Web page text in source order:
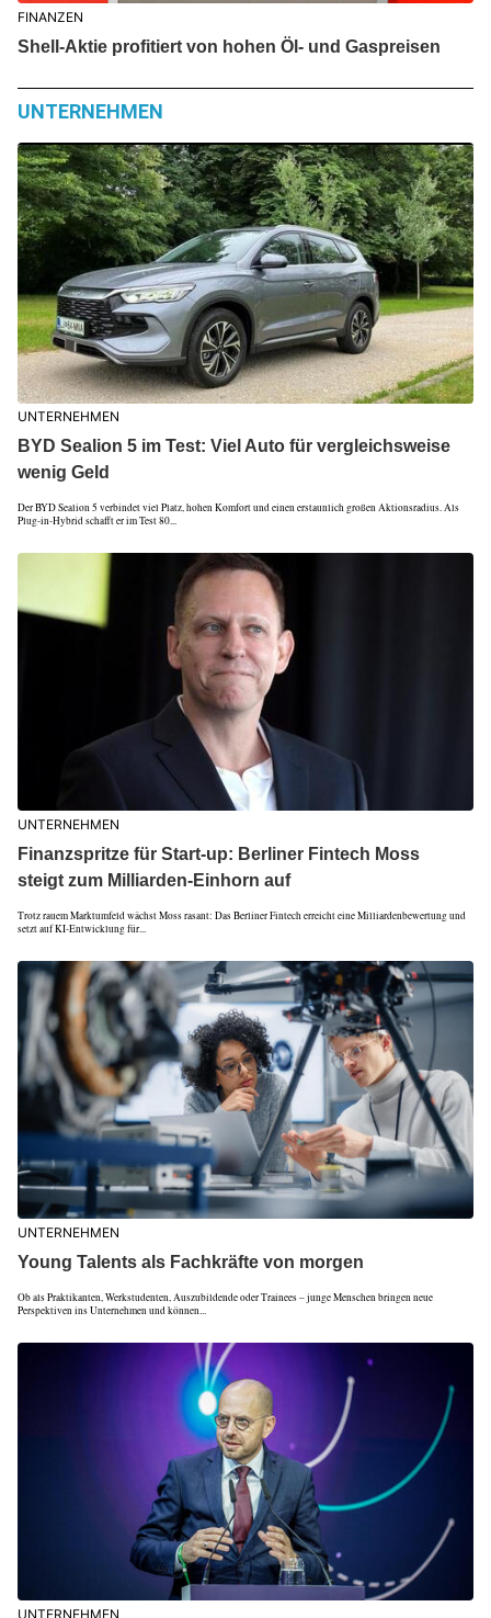
FINANZEN
Shell-Aktie profitiert von hohen Öl- und Gaspreisen
UNTERNEHMEN
UNTERNEHMEN
BYD Sealion 5 im Test: Viel Auto für vergleichsweise
wenig Geld
Der BYD Sealion 5 verbindet viel Platz, hohen Komfort und einen erstaunlich großen Aktionsradius. Als
Plug-in-Hybrid schafft er im Test 80...
UNTERNEHMEN
Finanzspritze für Start-up: Berliner Fintech Moss
steigt zum Milliarden-Einhorn auf
Trotz rauem Marktumfeld wächst Moss rasant: Das Berliner Fintech erreicht eine Milliardenbewertung und
setzt auf KI-Entwicklung für...
UNTERNEHMEN
Young Talents als Fachkräfte von morgen
Ob als Praktikanten, Werkstudenten, Auszubildende oder Trainees – junge Menschen bringen neue
Perspektiven ins Unternehmen und können...
UNTERNEHMEN